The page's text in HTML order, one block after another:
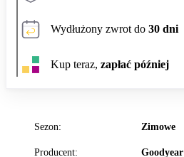
Sezon: Zimowe
Producent: Goodyear
Wydłużony zwrot do 30 dni
Kup teraz, zapłać później